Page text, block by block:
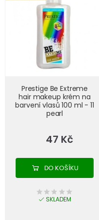
Prestige Be Extreme
hair makeup krém na
barvení vlasů 100 ml - 11
pearl
47 Kč
DO KOŠÍKU
SKLADEM